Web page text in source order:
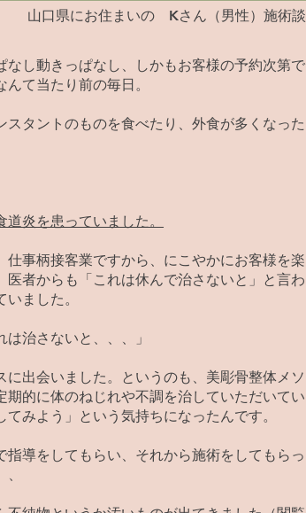
山口県にお住まいの Kさん（男性）施術談
し動きっぱなし、しかもお客様の予約次第で
て当たり前の毎日。
タントのものを食べたり、外食が多くなった
炎を患っていました。
事柄接客業ですから、にこやかにお客様を楽
医者からも「これは休んで治さないと」と言わ
ました。
治さないと、、、」
出会いました。というのも、美彫骨整体メソ
的に体のねじれや不調を治していただいてい
みよう」という気持ちになったんです。
導をしてもらい、それから施術をしてもらっ